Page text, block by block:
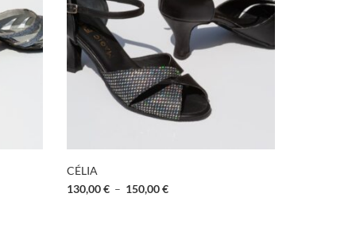
CÉLIA
130,00€ – 150,00€